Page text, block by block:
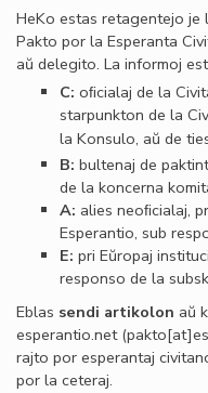
HeKo estas retagentejo je
Pakto por la Esperanta
aŭ delegito. La informoj
C: oﬁcialaj de la
starpunkton de la
la Konsulo, aŭ de
B: bultenaj de
de la koncerna
A: alies neoﬁcialaj,
Esperantio, sub
E: pri Eŭropaj
responso de la
Eblas sendi artikolon aŭ
esperantio.net
rajto por esperantaj
por la ceteraj.